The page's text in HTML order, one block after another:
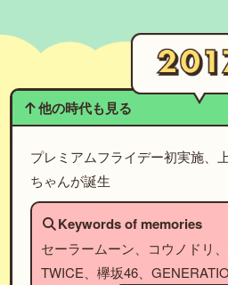
他の時代も見る
プレミアムフライデー初実施、
ちゃんが誕生
Keywords of memories
セーラームーン、コウノドリ、
TWICE、欅坂46、